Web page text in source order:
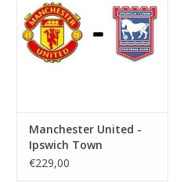
Manchester United -
Ipswich Town
€229,00